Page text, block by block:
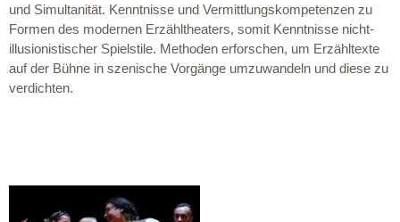
und Simultanität. Kenntnisse und Vermittlungskompetenzen zu
Formen des modernen Erzähltheaters, somit Kenntnisse nicht-
illusionistischer Spielstile. Methoden erforschen, um Erzähltexte
auf der Bühne in szenische Vorgänge umzuwandeln und diese zu
verdichten.